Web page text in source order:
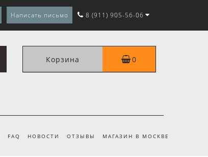
Написать письмо 8 (911) 905-56-06
Корзина 0
FAQ НОВОСТИ ОТЗЫВЫ МАГАЗИН В МОСКВЕ